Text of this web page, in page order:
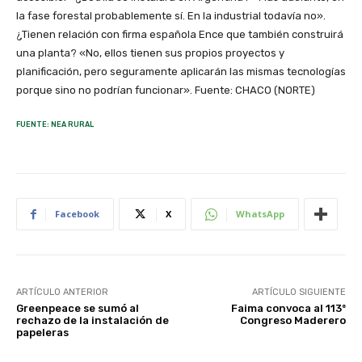
la fase forestal probablemente sí. En la industrial todavía no».
¿Tienen relación con firma española Ence que también construirá
una planta? «No, ellos tienen sus propios proyectos y
planificación, pero seguramente aplicarán las mismas tecnologías
porque sino no podrían funcionar». Fuente: CHACO (NORTE)
FUENTE: NEA RURAL
Facebook X WhatsApp
ARTÍCULO ANTERIOR
Greenpeace se sumó al
rechazo de la instalación de
papeleras
ARTÍCULO SIGUIENTE
Faima convoca al 113º
Congreso Maderero